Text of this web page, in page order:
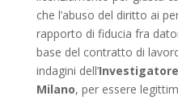
che l’abuso del diritto ai
rapporto di fiducia fra
base del contratto di
indagini dell’
Milano, per essere